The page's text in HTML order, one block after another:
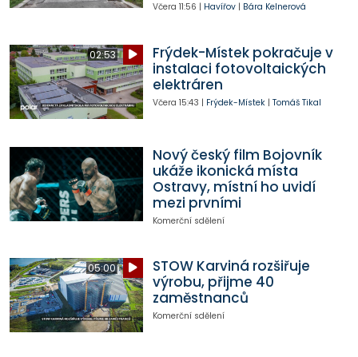
Včera 11:56 | Havířov| Bára Kelnerová
02:53
Frýdek-Místek pokračuje v
instalaci fotovoltaických
elektráren
Včera 15:43 | Frýdek-Místek| Tomáš Tikal
Nový český film Bojovník
ukáže ikonická místa
Ostravy, místní ho uvidí
mezi prvními
Komerční sdělení
05:00
STOW Karviná rozšiřuje
výrobu, přijme 40
zaměstnanců
Komerční sdělení